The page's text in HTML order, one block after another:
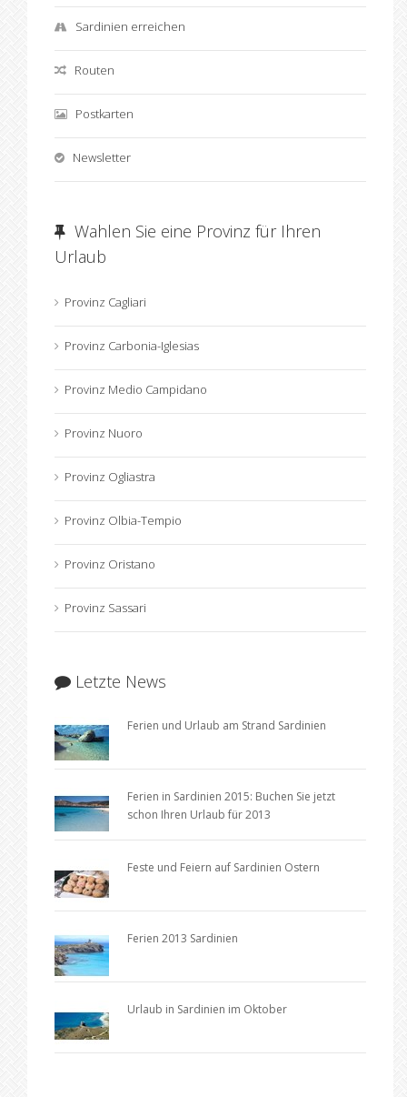
Sardinien erreichen
Routen
Postkarten
Newsletter
Wahlen Sie eine Provinz für Ihren
Urlaub
Provinz Cagliari
Provinz Carbonia-Iglesias
Provinz Medio Campidano
Provinz Nuoro
Provinz Ogliastra
Provinz Olbia-Tempio
Provinz Oristano
Provinz Sassari
Letzte News
Ferien und Urlaub am Strand Sardinien
Ferien in Sardinien 2015: Buchen Sie jetzt
schon Ihren Urlaub für 2013
Feste und Feiern auf Sardinien Ostern
Ferien 2013 Sardinien
Urlaub in Sardinien im Oktober